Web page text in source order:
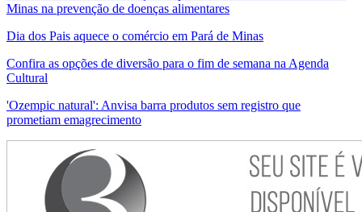
Minas na prevenção de doenças alimentares
Dia dos Pais aquece o comércio em Pará de Minas
Confira as opções de diversão para o fim de semana na Agenda
Cultural
'Ozempic natural': Anvisa barra produtos sem registro que
prometiam emagrecimento